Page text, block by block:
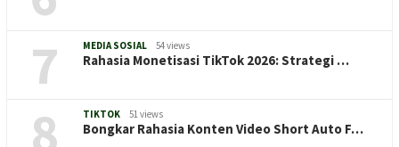
7 MEDIA SOSIAL 54 views
Rahasia Monetisasi TikTok 2026: Strategi …
8 TIKTOK 51 views
Bongkar Rahasia Konten Video Short Auto F…